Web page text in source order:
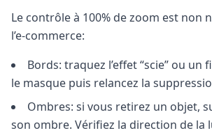
Le contrôle à 100% de zoom est non
l’e-commerce:
Bords: traquez l’effet “scie” ou un
le masque puis relancez la
Ombres: si vous retirez un objet,
son ombre. Vérifiez la direction de la